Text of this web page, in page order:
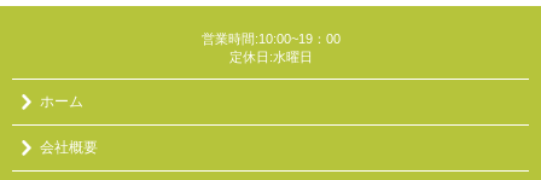
営業時間:10:00~19：00
定休日:水曜日
ホーム
会社概要